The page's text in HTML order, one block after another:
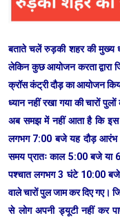
बताते चलें रुड़की शहर की मुख्य
लेकिन कुछ आयोजन करता द्वारा
क्रॉस कंट्री दौड़ का आयोजन
ध्यान नहीं रखा गया की चारों
अब समझ में नहीं आता है कि इस
लगभग 7:00 बजे यह दौड़ आरंभ
समय प्रातः काल 5:00 बजे या
पश्चात लगभग 3 घंटे 10:00
वाले चारों पुल जाम कर दिए गए।
से लोग अपनी ड्यूटी नहीं कर